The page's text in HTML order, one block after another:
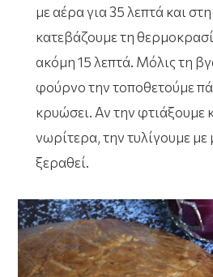
με αέρα για 35 λεπτά και
κατεβάζουμε τη
ακόμη 15 λεπτά. Μόλις τη
φούρνο την τοποθετούμε
κρυώσει. Αν την φτιάξουμε
νωρίτερα, την τυλίγουμε
ξεραθεί.